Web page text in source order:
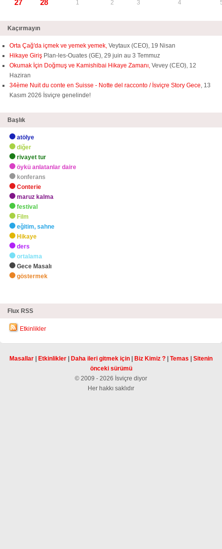
27 28 1 2 3 4
Kaçırmayın
Orta Çağ'da içmek ve yemek yemek, Veytaux (CEO), 19 Nisan
Hikaye Giriş Plan-les-Ouates (GE), 29 juin au 3 Temmuz
Okumak İçin Doğmuş ve Kamishibai Hikaye Zamanı, Vevey (CEO), 12
Haziran
34ème Nuit du conte en Suisse - Notte del racconto / İsviçre Story Gece, 13
Kasım 2026 İsviçre genelinde!
Başlık
atölye
diğer
rivayet tur
öykü anlatanlar daire
konferans
Conterie
maruz kalma
festival
Film
eğitim, sahne
Hikaye
ders
ortalama
Gece Masalı
göstermek
Flux RSS
Etkinlikler
Masallar Etkinlikler Daha ileri gitmek için Biz Kimiz ? Temas
Sitenin
önceki sürümü
© 2009 - 2026 İsviçre diyor
Her hakkı saklıdır